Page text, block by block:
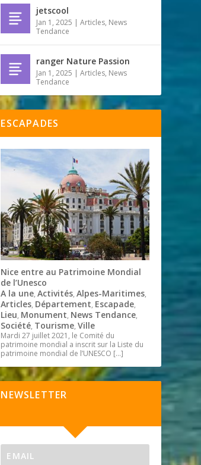
jetscool
Jan 1, 2025 |Articles, News
Tendance
ranger Nature Passion
Jan 1, 2025 |Articles, News
Tendance
ESCAPADES
Nice entre au Patrimoine Mondial
de l’Unesco
A la une,Activités,Alpes-Maritimes,
Articles, Département, Escapade,
Lieu, Monument, News Tendance,
Société, Tourisme,Ville
Mardi 27 juillet 2021, le Comité du
patrimoine mondial a inscrit sur la Liste du
patrimoine mondial de l’UNESCO […]
NEWSLETTER